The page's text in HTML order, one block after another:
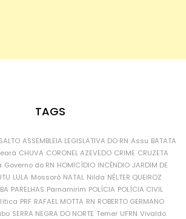
TAGS
ASSEMBLEIA LEGISLATIVA DO RN Assu BATATA
CHUVA CORONEL AZEVEDO CRIME CRUZETA
Governo do RN HOMICÍDIO INCÊNDIO JARDIM DE
LULA Mossoró NATAL Nilda NÉLTER QUEIROZ
PARELHAS Parnamirim POLÍCIA POLÍCIA CIVIL
PRF RAFAEL MOTTA RN ROBERTO GERMANO
SERRA NEGRA DO NORTE Temer UFRN Vivaldo